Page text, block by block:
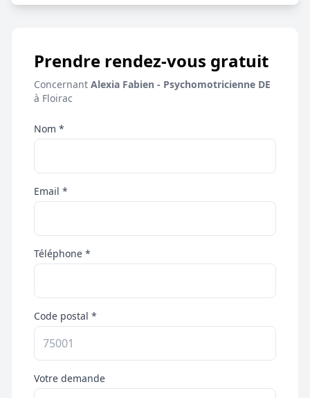
Prendre rendez-vous gratuit
Concernant Alexia Fabien - Psychomotricienne DE
à Floirac
Nom *
Email *
Téléphone *
Code postal *
Votre demande